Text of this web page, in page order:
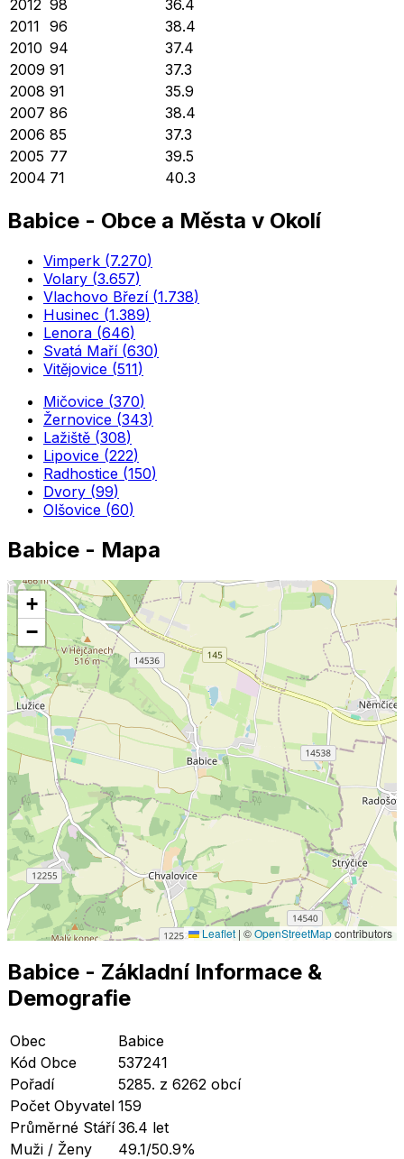
2012 98
36.4
2011 96
38.4
2010 94
37.4
2009 91
37.3
2008 91
35.9
2007 86
38.4
2006 85
37.3
2005 77
39.5
2004 71 40.3
Babice - Obce a Města v Okolí
Vimperk (7.270)
Volary (3.657)
Vlachovo Březí(1.738)
Husinec (1.389)
Lenora (646)
Svatá Maří(630)
Vitějovice (511)
Mičovice (370)
Žernovice (343)
Lažiště (308)
Lipovice (222)
Radhostice (150)
Dvory (99)
Olšovice (60)
Babice - Mapa
+
−
Leaflet | ©OpenStreetMapcontributors
Babice - Základní Informace &
Demografie
Obec
Babice
Kód Obce
537241
Pořadí
5285. z 6262 obcí
Počet Obyvatel 159
Průměrné Stáří 36.4 let
Muži / Ženy
49.1/50.9%